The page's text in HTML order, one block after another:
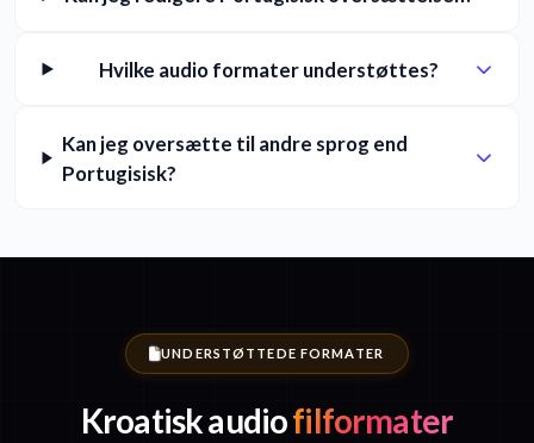
Hvilke audio formater understøttes?
Kan jeg oversætte til andre sprog end
Portugisisk?
UNDERSTØTTEDE FORMATER
Kroatisk audiofilformater